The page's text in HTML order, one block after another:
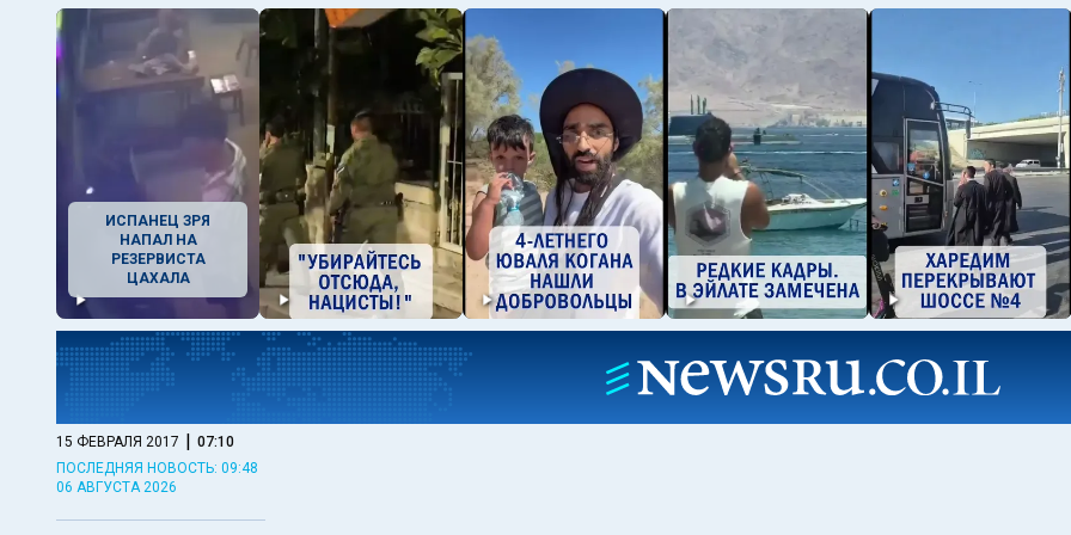
ИСПАНЕЦ ЗРЯ
НАПАЛ НА
РЕЗЕРВИСТА
ЦАХАЛА
15 ФЕВРАЛЯ 2017 | 07:10
ПОСЛЕДНЯЯ НОВОСТЬ: 09:48
06 АВГУСТА 2026